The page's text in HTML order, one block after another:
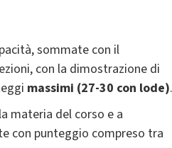
sommate con il
con la dimostrazione di
massimi (27-30 con lode).
materia del corso e a
con punteggio compreso tra